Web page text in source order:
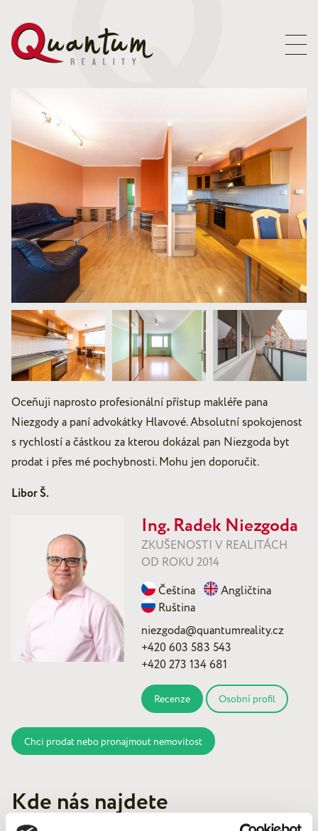
Oceňuji naprosto profesionální přístup makléře pana
Niezgody a paní advokátky Hlavové. Absolutní spokojenost
s rychlostí a částkou za kterou dokázal pan Niezgoda byt
prodat i přes mé pochybnosti. Mohu jen doporučit.
Libor Š.
Ing. Radek Niezgoda
ZKUŠENOSTI V REALITÁCH
OD ROKU 2014
Čeština
Angličtina
Ruština
niezgoda@quantumreality.cz
+420 603 583 543
+420 273 134 681
Recenze Osobní profil
Chci prodat nebo pronajmout nemovitost
Kde nás najdete